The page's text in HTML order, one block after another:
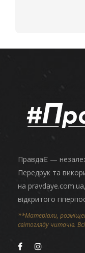
ПравдаЄ —
Передрук та
на
відкритого
**Матеріали,
світогляду читачів.